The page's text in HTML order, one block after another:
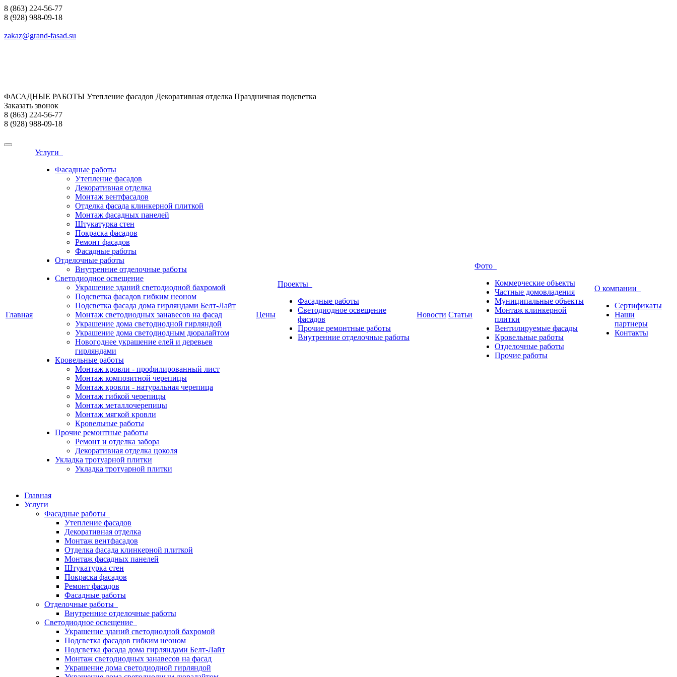
8 (863) 224-56-77
8 (928) 988-09-18
zakaz@grand-fasad.su
ФАСАДНЫЕ РАБОТЫ Утепление фасадов Декоративная отделка Праздничная подсветка
Заказать звонок
8 (863) 224-56-77
8 (928) 988-09-18
Главная
Услуги
Фасадные работы
Утепление фасадов
Декоративная отделка
Монтаж вентфасадов
Отделка фасада клинкерной плиткой
Монтаж фасадных панелей
Штукатурка стен
Покраска фасадов
Ремонт фасадов
Фасадные работы
Отделочные работы
Внутренние отделочные работы
Светодиодное освещение
Украшение зданий светодиодной бахромой
Подсветка фасадов гибким неоном
Подсветка фасада дома гирляндами Белт-Лайт
Монтаж светодиодных занавесов на фасад
Украшение дома светодиодной гирляндой
Украшение дома светодиодным дюралайтом
Новогоднее украшение елей и деревьев
гирляндами
Кровельные работы
Монтаж кровли - профилированный лист
Монтаж композитной черепицы
Монтаж кровли - натуральная черепица
Монтаж гибкой черепицы
Монтаж металлочерепицы
Монтаж мягкой кровли
Кровельные работы
Прочие ремонтные работы
Ремонт и отделка забора
Декоративная отделка цоколя
Укладка тротуарной плитки
Укладка тротуарной плитки
Цены
Проекты
Фасадные работы
Светодиодное освещение
фасадов
Прочие ремонтные работы
Внутренние отделочные работы
Новости Статьи
Фото
Коммерческие объекты
Частные домовладения
Муниципальные объекты
Монтаж клинкерной
плитки
Вентилируемые фасады
Кровельные работы
Отделочные работы
Прочие работы
О компании
Сертификаты
Наши
партнеры
Контакты
Главная
Услуги
Фасадные работы
Утепление фасадов
Декоративная отделка
Монтаж вентфасадов
Отделка фасада клинкерной плиткой
Монтаж фасадных панелей
Штукатурка стен
Покраска фасадов
Ремонт фасадов
Фасадные работы
Отделочные работы
Внутренние отделочные работы
Светодиодное освещение
Украшение зданий светодиодной бахромой
Подсветка фасадов гибким неоном
Подсветка фасада дома гирляндами Белт-Лайт
Монтаж светодиодных занавесов на фасад
Украшение дома светодиодной гирляндой